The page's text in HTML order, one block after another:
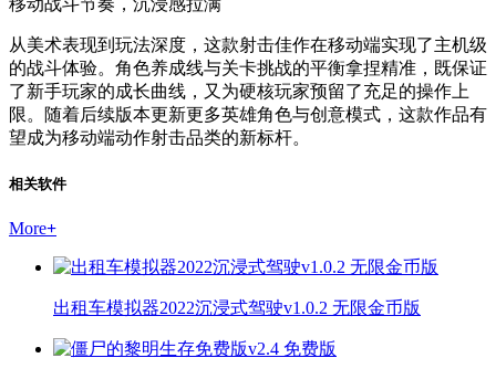
从美术表现到玩法深度，这款射击佳作在移动端实现了主机级
的战斗体验。角色养成线与关卡挑战的平衡拿捏精准，既保证
了新手玩家的成长曲线，又为硬核玩家预留了充足的操作上
限。随着后续版本更新更多英雄角色与创意模式，这款作品有
望成为移动端动作射击品类的新标杆。
相关软件
More+
出租车模拟器2022沉浸式驾驶v1.0.2 无限金币版